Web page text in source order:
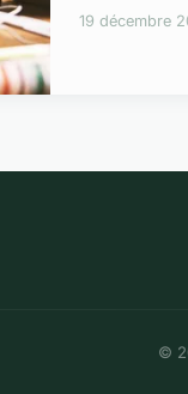
19 décembre
©